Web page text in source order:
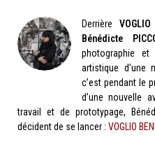
Derrière
Bénédicte
photographie et
artistique d’une
c’est pendant le
d’une nouvelle
travail et de prototypage,
décident de se lancer : VOGLIO